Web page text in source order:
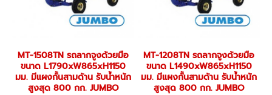
MT-1508TN รถลากจูงด้วยมือ
ขนาด L1790xW865xH1150
มม. มีแผงกั้นสามด้าน รับน้ำหนัก
สูงสุด 800 กก. JUMBO
MT-1208TN รถลากจูงด้วยมือ
ขนาด L1490xW865xH1150
มม. มีแผงกั้นสามด้าน รับน้ำหนัก
สูงสุด 800 กก. JUMBO